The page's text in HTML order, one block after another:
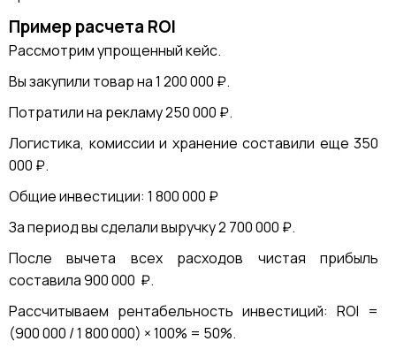
Пример расчета ROI
Рассмотрим упрощенный кейс.
Вы закупили товар на 1 200 000 ₽.
Потратили на рекламу 250 000 ₽.
Логистика, комиссии и хранение составили еще 350
000 ₽.
Общие инвестиции: 1 800 000 ₽
За период вы сделали выручку 2 700 000 ₽.
После вычета всех расходов чистая прибыль
составила 900 000 ₽.
Рассчитываем рентабельность инвестиций: ROI =
(900 000 / 1 800 000) × 100% = 50%.